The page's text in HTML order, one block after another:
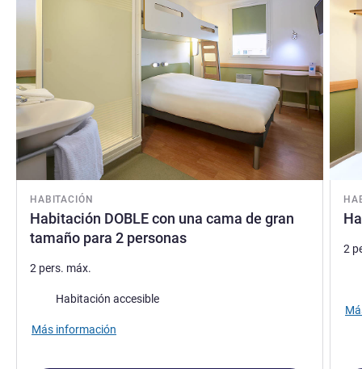
HABITACIÓN
Habitación DOBLE con una cama de gran
tamaño para 2 personas
2 pers. máx.
Habitación accesible
Más información
2